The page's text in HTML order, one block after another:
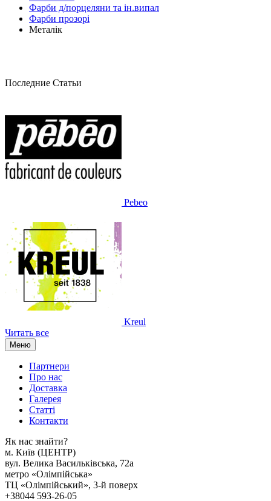
Фарби д/порцеляни та ін.випал
Фарби прозорі
Металік
Последние Статьи
Pebeo
Kreul
Читать все
Меню
Партнери
Про нас
Доставка
Галерея
Статтi
Контакти
Як наc знайти?
м. Киïв (ЦЕНТР)
вул. Велика Васильківська, 72а
метро «Олімпійська»
ТЦ «Олімпійський», 3-й поверх
+38044 593-26-05